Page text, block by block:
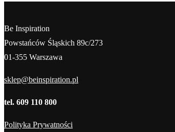
Be Inspiration
Powstańców Śląskich 89c/273
01-355 Warszawa
sklep@beinspiration.pl
tel. 609 110 800
Polityka Prywatności